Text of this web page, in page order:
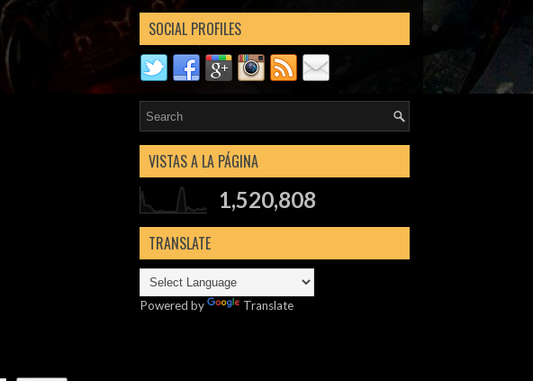
SOCIAL PROFILES
VISTAS A LA PÁGINA
1,520,808
TRANSLATE
Powered by Translate